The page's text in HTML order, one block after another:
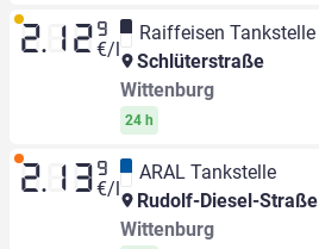
2.12 9
€/l
Raiffeisen Tankstelle
Schlüterstraße
Wittenburg
24 h
2.13 9
€/l
ARAL Tankstelle
Rudolf-Diesel-Straße
Wittenburg